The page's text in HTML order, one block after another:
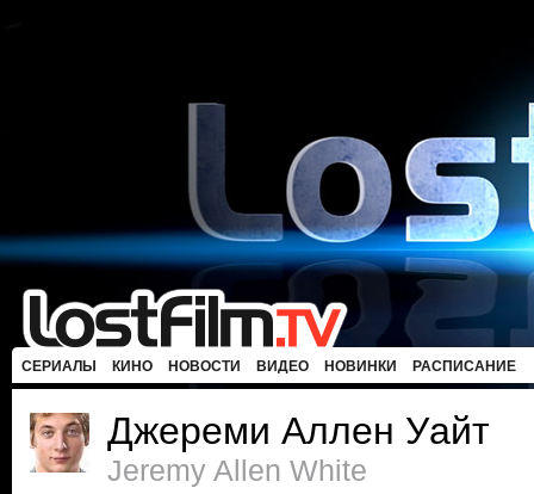
СЕРИАЛЫ КИНО НОВОСТИ ВИДЕО НОВИНКИ РАСПИСАНИЕ
Джереми Аллен Уайт
Jeremy Allen White